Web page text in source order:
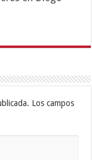
Los campos